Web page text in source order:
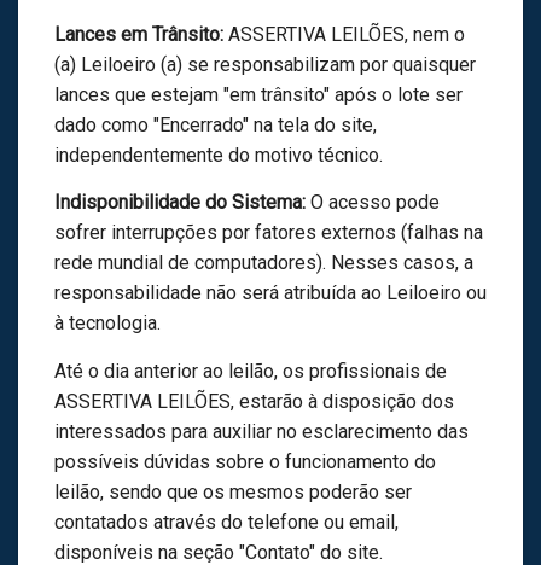
Lances em Trânsito: ASSERTIVA LEILÕES, nem o
(a) Leiloeiro (a) se responsabilizam por quaisquer
lances que estejam "em trânsito" após o lote ser
dado como "Encerrado" na tela do site,
independentemente do motivo técnico.
Indisponibilidade do Sistema: O acesso pode
sofrer interrupções por fatores externos (falhas na
rede mundial de computadores). Nesses casos, a
responsabilidade não será atribuída ao Leiloeiro ou
à tecnologia.
Até o dia anterior ao leilão, os profissionais de
ASSERTIVA LEILÕES, estarão à disposição dos
interessados para auxiliar no esclarecimento das
possíveis dúvidas sobre o funcionamento do
leilão, sendo que os mesmos poderão ser
contatados através do telefone ou email,
disponíveis na seção "Contato" do site.